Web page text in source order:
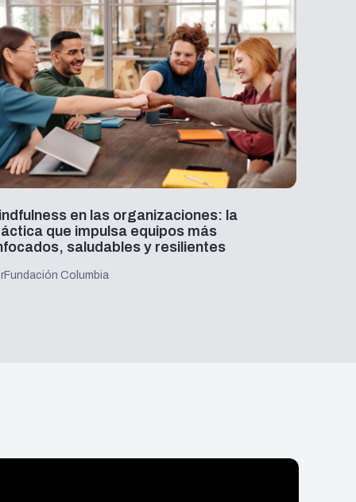
en las organizaciones: la
que impulsa equipos más
saludables y resilientes
Fundación Columbia